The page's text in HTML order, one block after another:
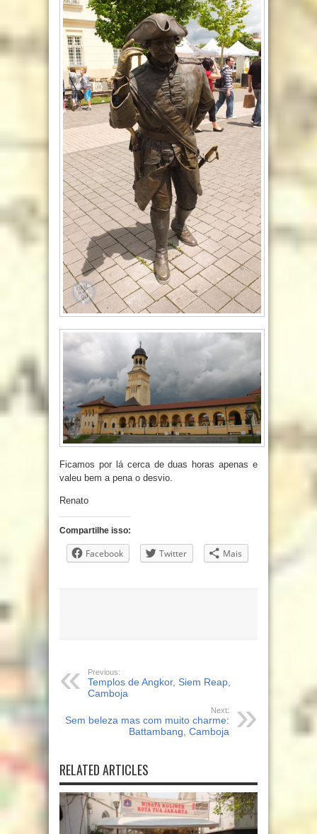
Ficamos por lá cerca de duas horas apenas e
valeu bem a pena o desvio.
Renato
Compartilhe isso:
Facebook Twitter Mais
Previous:
Templos de Angkor, Siem Reap,
Camboja
Next:
Sem beleza mas com muito charme:
Battambang, Camboja
RELATED ARTICLES